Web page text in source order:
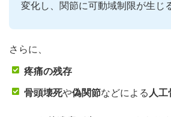
変化し、関節に可動域制限が生じ
さらに、
疼痛の残存
骨頭壊死や偽関節などによる 人